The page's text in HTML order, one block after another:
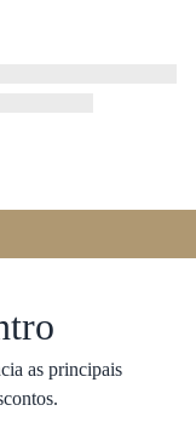
as principais